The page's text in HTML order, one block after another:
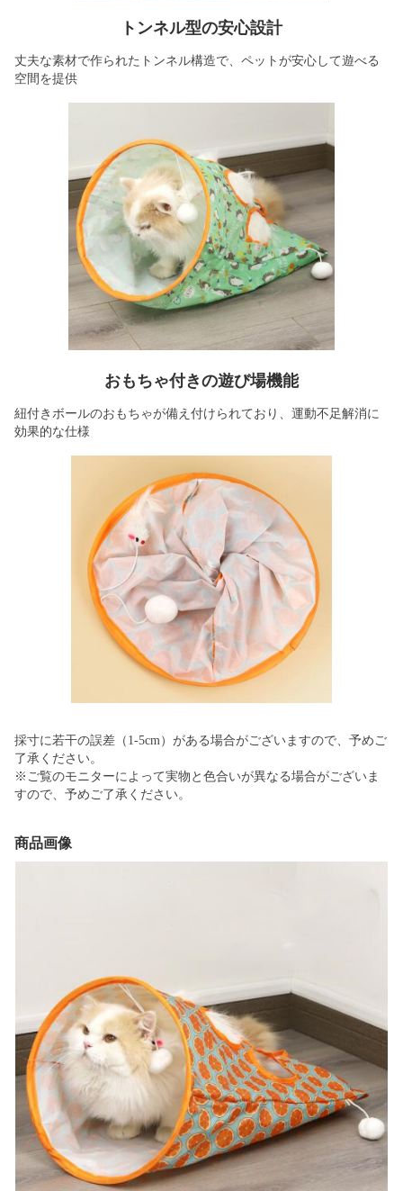
トンネル型の安心設計
丈夫な素材で作られたトンネル構造で、ペットが安心して遊べる
空間を提供
おもちゃ付きの遊び場機能
紐付きボールのおもちゃが備え付けられており、運動不足解消に
効果的な仕様
採寸に若干の誤差（1-5cm）がある場合がございますので、予めご
了承ください。
※ご覧のモニターによって実物と色合いが異なる場合がございま
すので、予めご了承ください。
商品画像